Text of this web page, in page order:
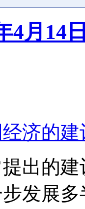
4月14
济的
出的
发展